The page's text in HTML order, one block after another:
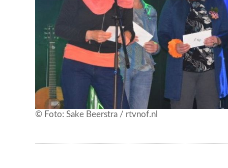
© Foto: Sake Beerstra / rtvnof.nl